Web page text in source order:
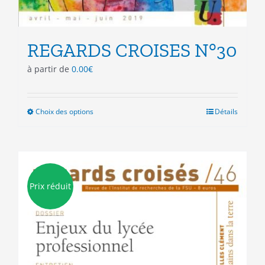
REGARDS CROISES N°30
à partir de 0.00€
Choix des optionsCe
variations.
Les
options
choisies
sur
la
Détails
Prix réduit